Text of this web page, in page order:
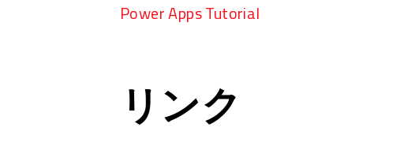
Power Apps Tutorial
リンク